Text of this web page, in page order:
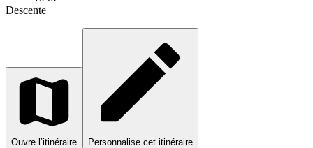
Descente
Ouvre l’itinéraire Personnalise cet itinéraire